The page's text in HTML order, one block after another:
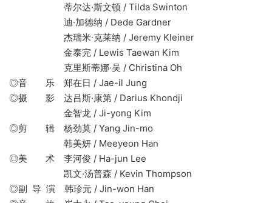
蒂尔达·斯文顿 / Tilda Swinton
迪·加德纳 / Dede Gardner
杰瑞米·克莱纳 / Jeremy Kleiner
金泰完 / Lewis Taewan Kim
克里斯蒂娜·吴 / Christina Oh
◎音 乐 郑在日 / Jae-il Jung
◎摄 影 达吕斯·康第 / Darius Khondji
金智龙 / Ji-yong Kim
◎剪 辑 杨劲莫 / Yang Jin-mo
韩美妍 / Meeyeon Han
◎美 术 李河俊 / Ha-jun Lee
凯文·汤普森 / Kevin Thompson
◎副 导 演 韩珍元 / Jin-won Han